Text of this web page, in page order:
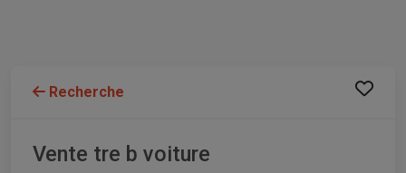
Recherche
Vente tre b voiture